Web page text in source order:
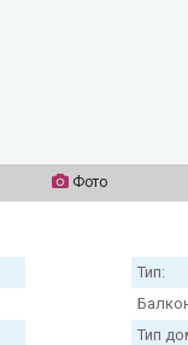
Фото
Тип:
Тип